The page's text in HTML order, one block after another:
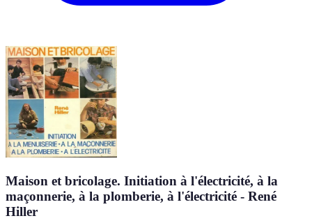
Maison et bricolage. Initiation à l'électricité, à la
maçonnerie, à la plomberie, à l'électricité - René
Hiller